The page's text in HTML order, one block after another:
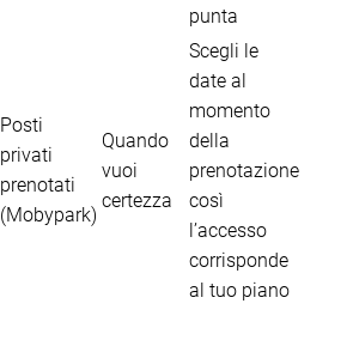
punta
Posti
privati
prenotati
(Mobypark)
Quando
vuoi
certezza
Scegli le
date al
momento
della
prenotazione
così
l’accesso
corrisponde
al tuo piano